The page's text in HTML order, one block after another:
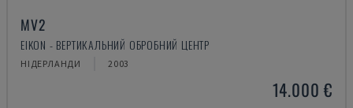
MV2
EIKON - ВЕРТИКАЛЬНИЙ ОБРОБНИЙ ЦЕНТР
НІДЕРЛАНДИ 2003
14.000 €